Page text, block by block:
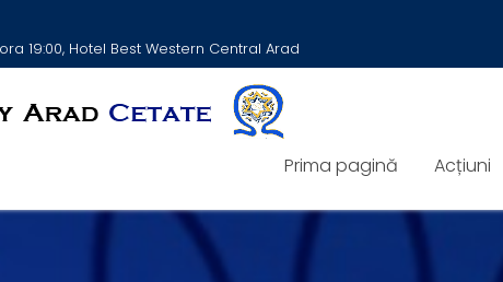
19:00, Hotel Best Western Central Arad
Prima pagină Acțiuni